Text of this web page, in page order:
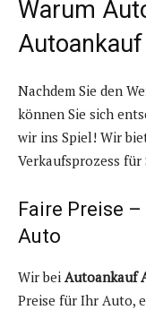
Warum
Nachdem Sie den
können Sie sich
wir ins Spiel! Wir
Verkaufsprozess für
Faire Preise
Auto
Wir bei Autoankauf
Preise für Ihr Auto,